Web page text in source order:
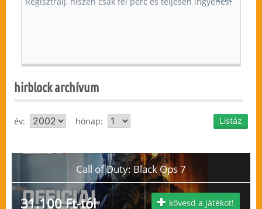
hirblock archívum
év: hónap:
Call of Duty: Black Ops 7
31.100 Ft-tól kövesd a játékot!